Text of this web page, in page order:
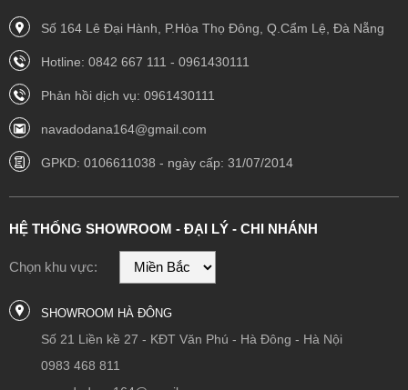
Số 164 Lê Đại Hành, P.Hòa Thọ Đông, Q.Cẩm Lệ, Đà Nẵng
Hotline: 0842 667 111 - 0961430111
Phản hồi dịch vụ: 0961430111
navadodana164@gmail.com
GPKD: 0106611038 - ngày cấp: 31/07/2014
HỆ THỐNG SHOWROOM - ĐẠI LÝ - CHI NHÁNH
Chọn khu vực:
SHOWROOM HÀ ĐÔNG
Số 21 Liền kề 27 - KĐT Văn Phú - Hà Đông - Hà Nội
0983 468 811